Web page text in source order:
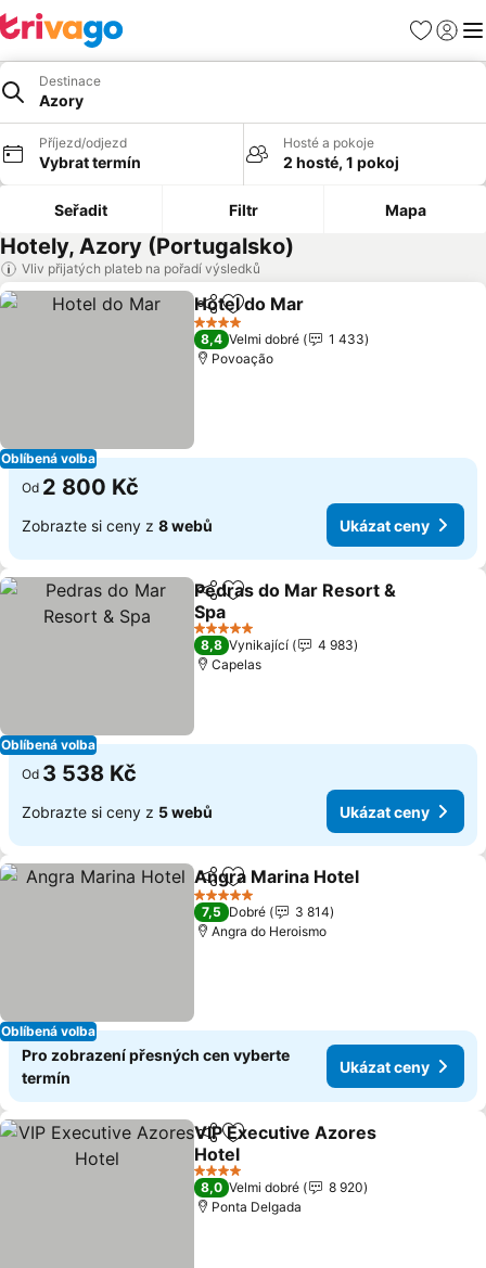
Oblíbené
Destinace
Azory
Příjezd/odjezd
Vybrat termín
Hosté a pokoje
2 hosté, 1 pokoj
Seřadit Filtr Mapa
Hotely, Azory (Portugalsko)
Vliv přijatých plateb na pořadí výsledků
Oblíbená volba
SdíletPřidat na seznam oblíbených
Hotel do Mar
4 Počet hvězdiček
8,4 Velmi dobré
1 433
Povoação
Od 2 800 Kč
Zobrazte si ceny z 8 webů Ukázat ceny
Oblíbená volba
SdíletPřidat na seznam oblíbených
Pedras do Mar Resort &
Spa
5 Počet hvězdiček
8,8 Vynikající
4 983
Capelas
Od 3 538 Kč
Zobrazte si ceny z 5 webů Ukázat ceny
Oblíbená volba
SdíletPřidat na seznam oblíbených
Angra Marina Hotel
5 Počet hvězdiček
7,5 Dobré
3 814
Angra do Heroismo
Pro zobrazení přesných cen vyberte
termín
Ukázat ceny
SdíletPřidat na seznam oblíbených
VIP Executive Azores
Hotel
4 Počet hvězdiček
8,0 Velmi dobré
8 920
Ponta Delgada